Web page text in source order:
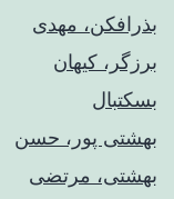
بذرافکن، مهدی
برزگر، کیهان
بسکتبال
بهشتی پور، حسن
بهشتی، مرتضی